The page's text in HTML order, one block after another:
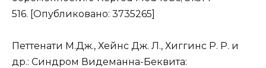
516. [Опубликовано: 3735265]
Петтенати М.Дж., Хейнс Дж. Л., Хиггинс Р. Р. и
др.: Синдром Видеманна-Беквита: